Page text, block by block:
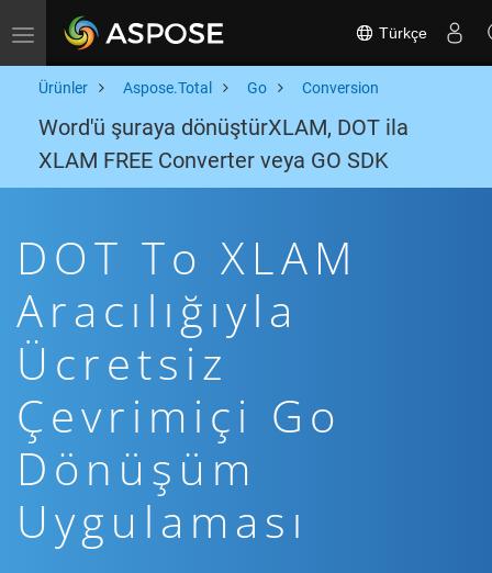
Toggle navigation Türkçe
Ürünler Aspose.Total Go Conversion
Word'ü şuraya dönüştürXLAM, DOT ila
XLAM FREE Converter veya GO SDK
DOT To XLAM
Aracılığıyla
Ücretsiz
Çevrimiçi Go
Dönüşüm
Uygulaması